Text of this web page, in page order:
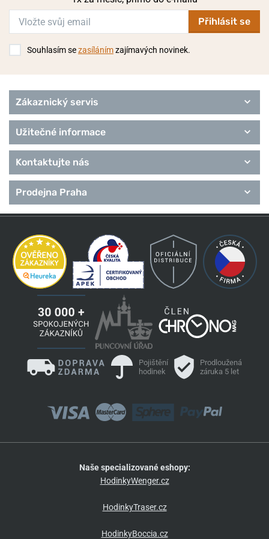
Přihlásit se
Souhlasím sezasílánímzajímavých novinek.
Zákaznický servis
Užitečné informace
Kontaktujte nás
Prodejna Praha
Pojištění
hodinek
Prodloužená
záruka 5 let
Naše specializované eshopy:
HodinkyWenger.cz
HodinkyTraser.cz
HodinkyBoccia.cz